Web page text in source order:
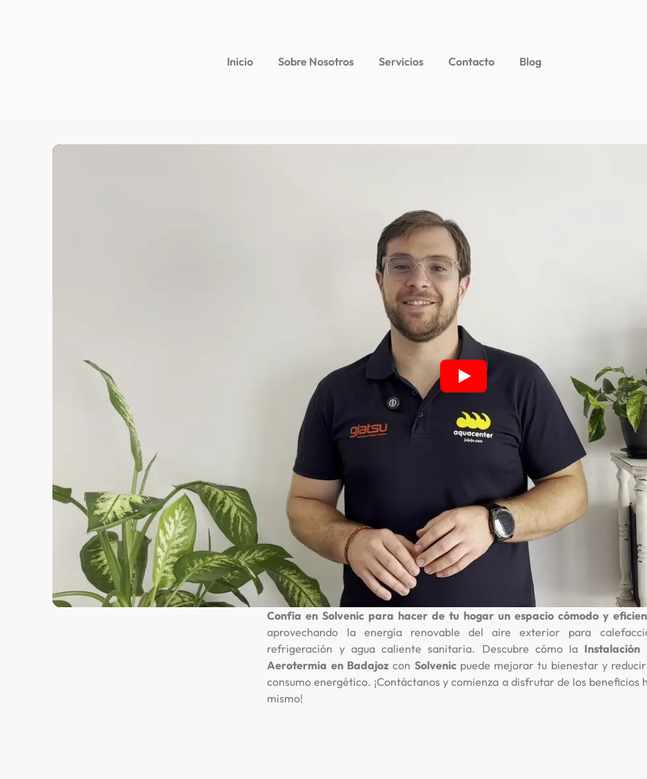
Inicio Sobre Nosotros Servicios Contacto Blog
Confía en Solvenic para hacer de tu hogar un espacio cómodo y
aprovechando la energía renovable del aire exterior para
refrigeración y agua caliente sanitaria. Descubre cómo la Instalación
Aerotermia en Badajozcon Solvenicpuede mejorar tu bienestar y
consumo energético. ¡Contáctanos y comienza a disfrutar de los beneficios
mismo!